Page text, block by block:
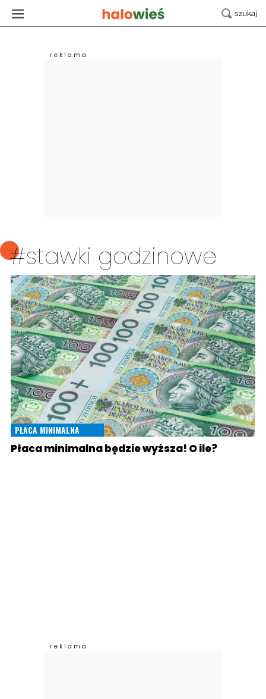
#stawki godzinowe
PŁACA MINIMALNA
Płaca minimalna będzie wyższa! O ile?